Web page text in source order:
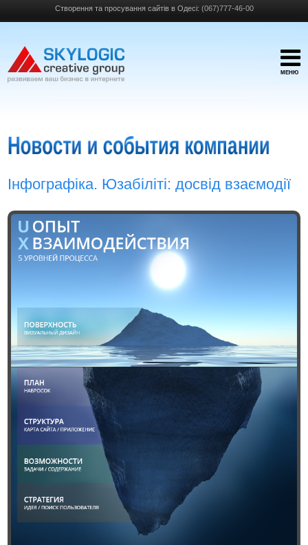
Створення та просування сайтів в Одесі: (067)777-46-00
МЕНЮ
Інфографіка. Юзабіліті: досвід взаємодії